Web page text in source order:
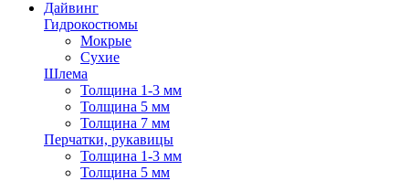
Дайвинг
Гидрокостюмы
Мокрые
Сухие
Шлема
Толщина 1-3 мм
Толщина 5 мм
Толщина 7 мм
Перчатки, рукавицы
Толщина 1-3 мм
Толщина 5 мм